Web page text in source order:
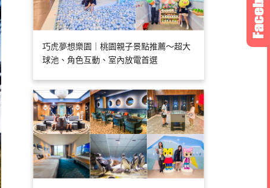
巧虎夢想樂園｜桃園親子景點推薦～超大
球池、角色互動、室內放電首選